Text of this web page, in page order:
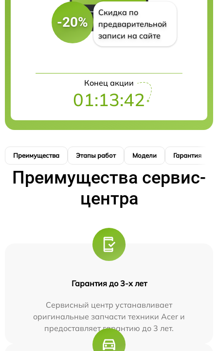
-20%
Скидка по
предварительной
записи на сайте
Конец акции
01:13:40
Преимущества Этапы работ Модели Гарантия
Преимущества сервис-
центра
Гарантия до 3-х лет
Сервисный центр устанавливает
оригинальные запчасти техники Acer и
предоставляет гарантию до 3 лет.